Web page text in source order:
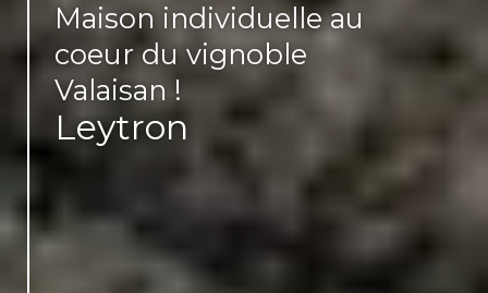
Maison individuelle au
coeur du vignoble
Valaisan !
Leytron